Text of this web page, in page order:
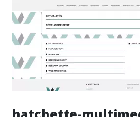
hatchette-